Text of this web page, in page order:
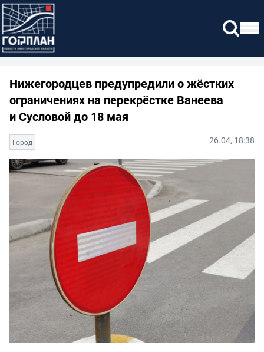
Нижегородцев предупредили о жёстких
ограничениях на перекрёстке Ванеева
и Сусловой до 18 мая
Город 26.04, 18:38